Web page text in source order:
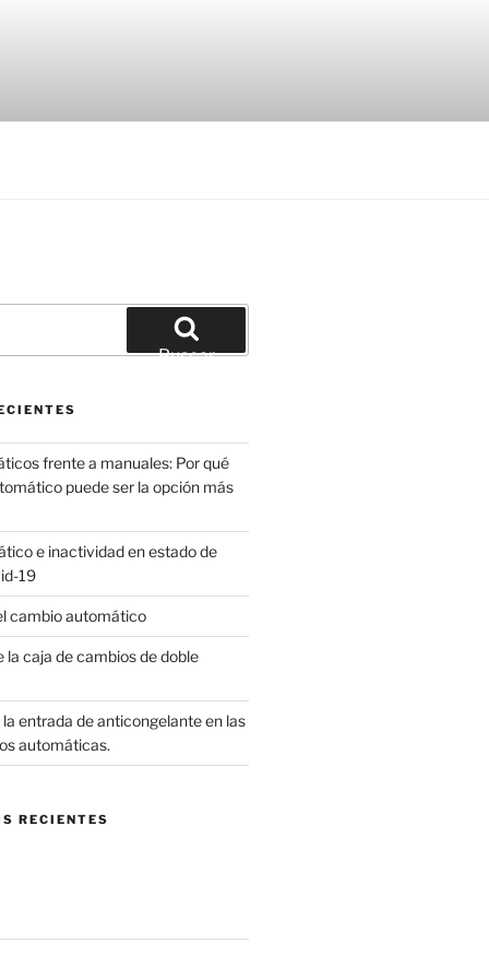
Buscar
frente a manuales: Por qué
puede ser la opción más
e inactividad en estado de
19
cambio automático
la caja de cambios de doble
entrada de anticongelante en las
automáticas.
RECIENTES